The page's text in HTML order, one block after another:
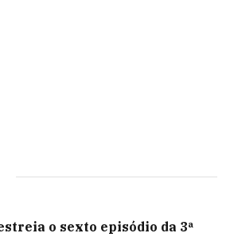
o sexto episódio da 3ª